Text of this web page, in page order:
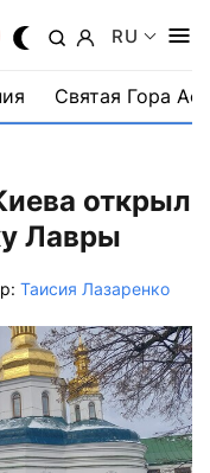
RU
Святая Гора
открыл
Лавры
Таисия Лазаренко